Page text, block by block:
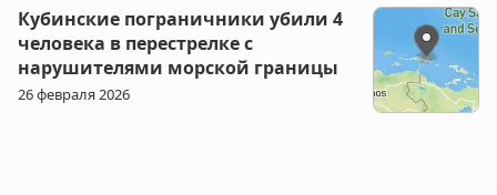
Кубинские пограничники убили 4
человека в перестрелке с
нарушителями морской границы
26 февраля 2026